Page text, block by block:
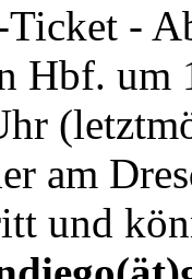
-
Hbf. um
am
und